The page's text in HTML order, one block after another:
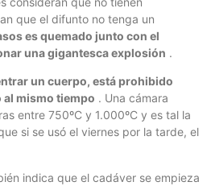
que el difunto no tenga un
es quemado junto con el
una gigantesca explosión .
un cuerpo, está prohibido
al mismo tiempo . Una cámara
entre 750ºC y 1.000ºC y es tal la
si se usó el viernes por la tarde, el
indica que el cadáver se empieza